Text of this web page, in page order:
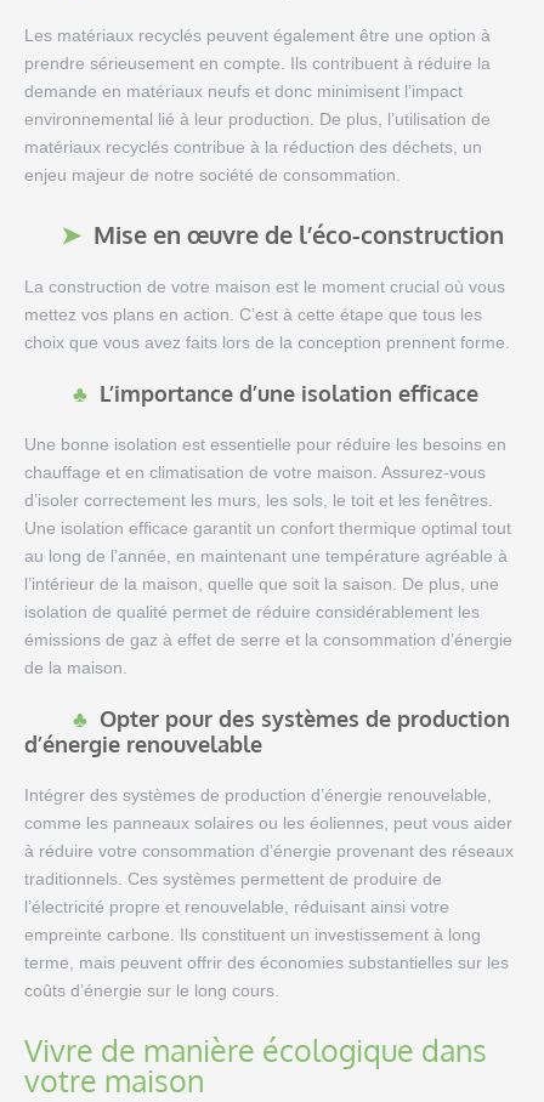
Les matériaux recyclés peuvent également être une option à
prendre sérieusement en compte. Ils contribuent à réduire la
demande en matériaux neufs et donc minimisent l’impact
environnemental lié à leur production. De plus, l’utilisation de
matériaux recyclés contribue à la réduction des déchets, un
enjeu majeur de notre société de consommation.
Mise en œuvre de l’éco-construction
La construction de votre maison est le moment crucial où vous
mettez vos plans en action. C’est à cette étape que tous les
choix que vous avez faits lors de la conception prennent forme.
L’importance d’une isolation efficace
Une bonne isolation est essentielle pour réduire les besoins en
chauffage et en climatisation de votre maison. Assurez-vous
d’isoler correctement les murs, les sols, le toit et les fenêtres.
Une isolation efficace garantit un confort thermique optimal tout
au long de l’année, en maintenant une température agréable à
l’intérieur de la maison, quelle que soit la saison. De plus, une
isolation de qualité permet de réduire considérablement les
émissions de gaz à effet de serre et la consommation d’énergie
de la maison.
Opter pour des systèmes de production
d’énergie renouvelable
Intégrer des systèmes de production d’énergie renouvelable,
comme les panneaux solaires ou les éoliennes, peut vous aider
à réduire votre consommation d’énergie provenant des réseaux
traditionnels. Ces systèmes permettent de produire de
l’électricité propre et renouvelable, réduisant ainsi votre
empreinte carbone. Ils constituent un investissement à long
terme, mais peuvent offrir des économies substantielles sur les
coûts d’énergie sur le long cours.
Vivre de manière écologique dans
votre maison